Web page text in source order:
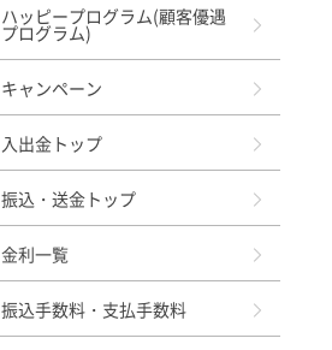
ハッピープログラム(顧客優遇
プログラム)
キャンペーン
入出金トップ
振込・送金トップ
金利一覧
振込手数料・支払手数料